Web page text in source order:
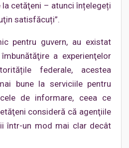
la cetăţeni – atunci înțelegeți
satisfăcuți”.
pentru guvern, au existat
a experienţelor
federale, acestea
bune la serviciile pentru
de informare, ceea ce
consideră că agenţiile
într-un mod mai clar decât